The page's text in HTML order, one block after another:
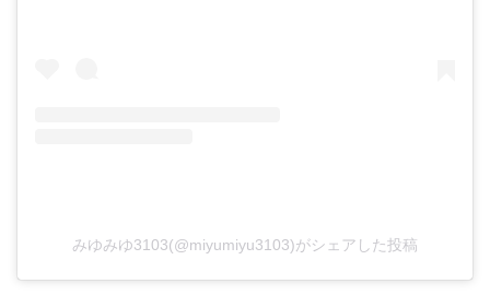
みゆみゆ3103(@miyumiyu3103)がシェアした投稿